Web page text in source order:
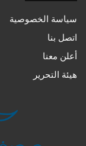
سياسة الخصوصية
اتصل بنا
أعلن معنا
هيئة التحرير